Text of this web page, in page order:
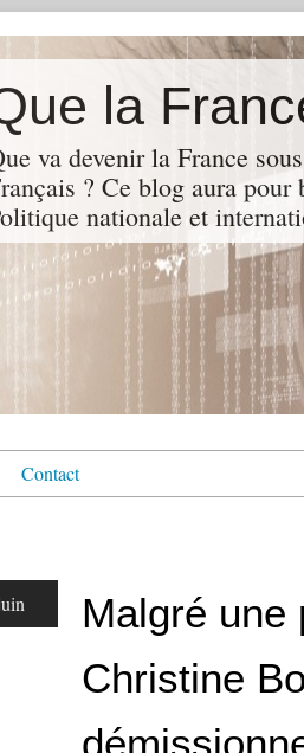
la
va devenir la France
? Ce blog aura
nationale et
Contact
Malgré une
Christine